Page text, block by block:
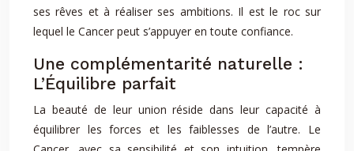
ses rêves et à réaliser ses ambitions. Il est le roc sur
lequel le Cancer peut s’appuyer en toute confiance.
Une complémentarité naturelle :
L’Équilibre parfait
La beauté de leur union réside dans leur capacité à
équilibrer les forces et les faiblesses de l’autre. Le